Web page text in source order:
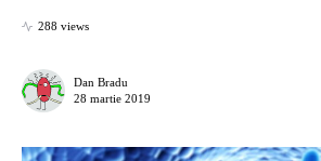
288 views
Dan Bradu
28 martie 2019